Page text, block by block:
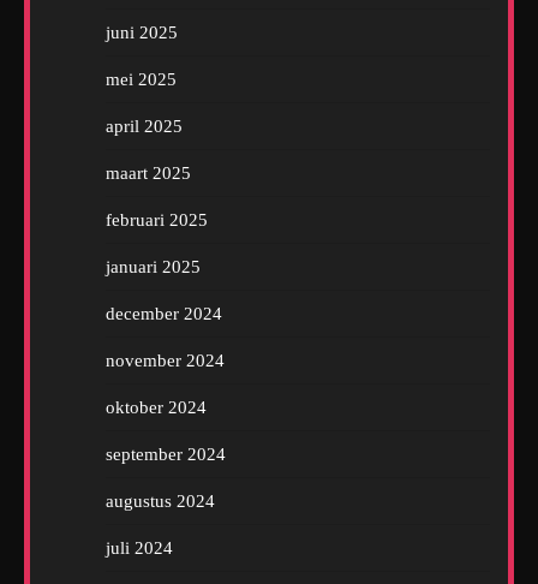
juni 2025
mei 2025
april 2025
maart 2025
februari 2025
januari 2025
december 2024
november 2024
oktober 2024
september 2024
augustus 2024
juli 2024